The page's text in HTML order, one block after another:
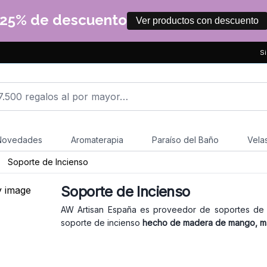
25% de descuento Ver productos con descuento
Aromaterapia Paraíso del Baño
Soporte de Incienso
Soporte de Incienso
AW Artisan España es proveedor de soportes
soporte de incienso hecho de madera de mango,